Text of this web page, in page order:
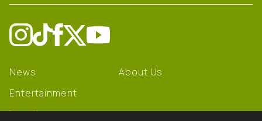
News
Entertainment
Learning
About Us